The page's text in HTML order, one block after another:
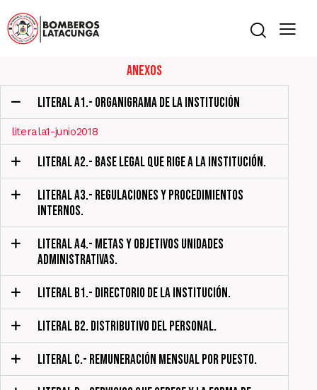
Anexos
LITERAL A1.- ORGANIGRAMA DE LA INSTITUCIÓN
literala1-junio2018
LITERAL A2.- BASE LEGAL QUE RIGE A LA INSTITUCIÓN.
LITERAL A3.- REGULACIONES Y PROCEDIMIENTOS
INTERNOS.
LITERAL A4.- METAS Y OBJETIVOS UNIDADES
ADMINISTRATIVAS.
LITERAL B1.- DIRECTORIO DE LA INSTITUCIÓN.
LITERAL B2. DISTRIBUTIVO DEL PERSONAL.
LITERAL C.- REMUNERACIÓN MENSUAL POR PUESTO.